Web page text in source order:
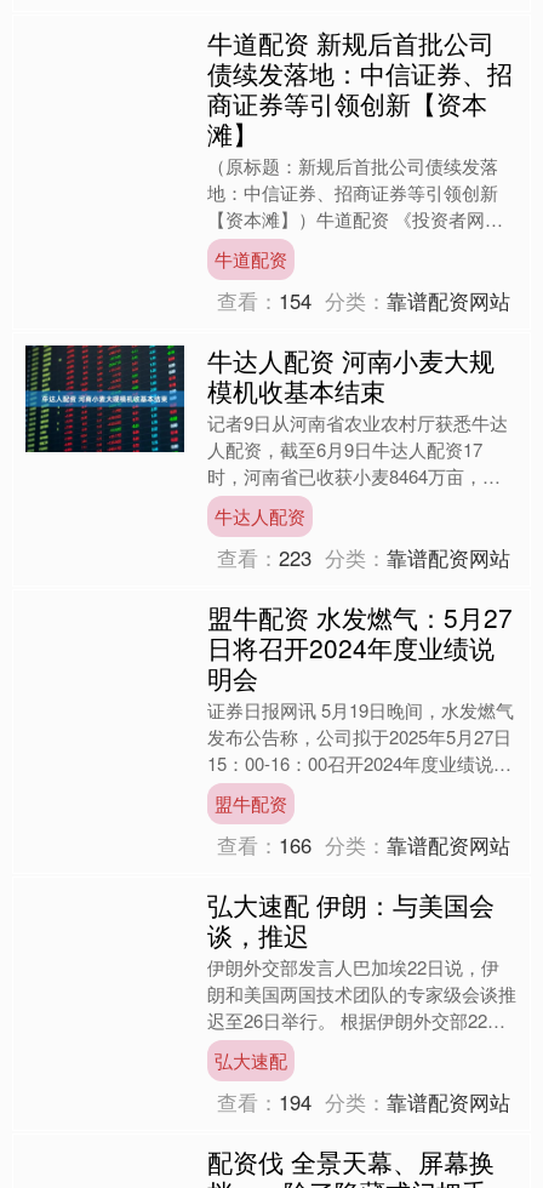
牛道配资 新规后首批公司
债续发落地：中信证券、招
商证券等引领创新【资本
滩】
（原标题：新规后首批公司债续发落
地：中信证券、招商证券等引领创新
【资本滩】）牛道配资 《投资者网》
谢莹洁 首批公司债券续发行牛道配资
的成功落地，无疑是近期资本市....
牛道配资
查看： 154 分类：靠谱配资网站
牛达人配资 河南小麦大规
模机收基本结束
记者9日从河南省农业农村厅获悉牛达
人配资，截至6月9日牛达人配资17
时，河南省已收获小麦8464万亩，约
占全省种植面积的99.4%牛达人配资牛
达人配资，全省大规....
牛达人配资
查看：223 分类：靠谱配资网站
盟牛配资 水发燃气：5月27
日将召开2024年度业绩说
明会
证券日报网讯 5月19日晚间，水发燃气
发布公告称，公司拟于2025年5月27日
15：00-16：00召开2024年度业绩说明
会。....
盟牛配资
查看： 166 分类：靠谱配资网站
弘大速配 伊朗：与美国会
谈，推迟
伊朗外交部发言人巴加埃22日说，伊
朗和美国两国技术团队的专家级会谈推
迟至26日举行。 根据伊朗外交部22日
发表的声明，巴加埃表示，根据阿曼的
提议，并经伊朗和美国....
弘大速配
查看： 194 分类：靠谱配资网站
配资伐 全景天幕、屏幕换